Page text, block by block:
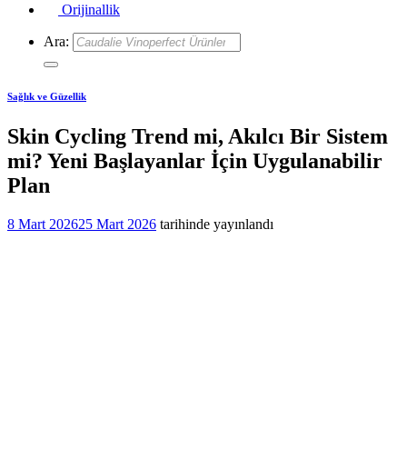
Orijinallik
Ara:
Sağlık ve Güzellik
Skin Cycling Trend mi, Akılcı Bir Sistem
mi? Yeni Başlayanlar İçin Uygulanabilir
Plan
8 Mart 202625 Mart 2026 tarihinde yayınlandı